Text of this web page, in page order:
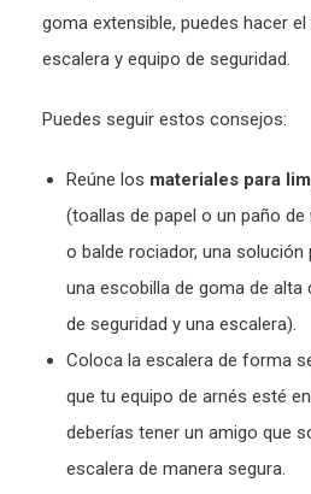
goma extensible, puedes hacer
escalera y equipo de seguridad.
Puedes seguir estos consejos:
Reúne los materiales para
(toallas de papel o un paño
o balde rociador, una solución
una escobilla de goma de alta
de seguridad y una escalera).
Coloca la escalera de forma
que tu equipo de arnés esté
deberías tener un amigo que
escalera de manera segura.